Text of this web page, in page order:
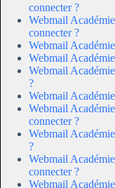
connecter ?
Webmail
connecter ?
Webmail
Webmail
Webmail
?
Webmail
Webmail
connecter ?
Webmail
?
Webmail
connecter ?
Webmail